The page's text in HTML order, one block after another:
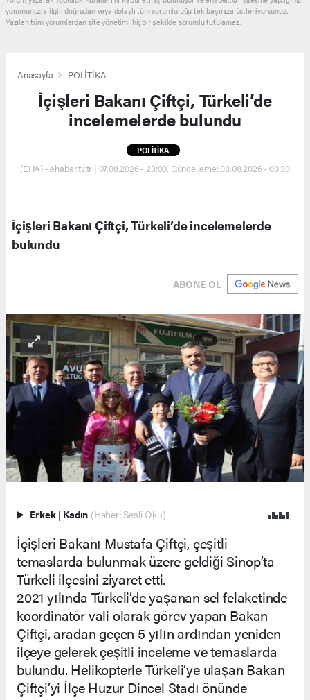
yorumunuzla ilgili doğrudan veya dolaylı tüm sorumluluğu tek başınıza üstleniyorsunuz.
Yazılan tüm yorumlardan site yönetimi hiçbir şekilde sorumlu tutulamaz.
Anasayfa POLİTİKA
İçişleri Bakanı Çiftçi, Türkeli’de
incelemelerde bulundu
POLİTİKA
(EHA) - ehaber.tv.tr | 07.08.2026 - 23:00, Güncelleme: 08.08.2026 - 00:30
İçişleri Bakanı Çiftçi, Türkeli’de incelemelerde
bulundu
ABONE OL
Erkek | Kadın (Haberi Sesli Oku)
İçişleri Bakanı Mustafa Çiftçi, çeşitli
temaslarda bulunmak üzere geldiği Sinop’ta
Türkeli ilçesini ziyaret etti.
2021 yılında Türkeli’de yaşanan sel felaketinde
koordinatör vali olarak görev yapan Bakan
Çiftçi, aradan geçen 5 yılın ardından yeniden
ilçeye gelerek çeşitli inceleme ve temaslarda
bulundu. Helikopterle Türkeli’ye ulaşan Bakan
Çiftçi’yi İlçe Huzur Dincel Stadı önünde